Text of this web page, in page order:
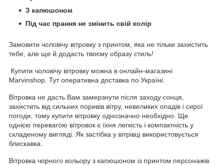
Вітровка чорного кольору з капюшоном із принтом персонажів
Вітровка не дасть Вам замерзнути після заходу сонця,
захистить від сильних поривів вітру, невеликих опадів і сирої
погоди, тому купити вітровку однозначно необхідно. Ще
однією перевагою вітровок є їхня легкість і компактність у
складеному вигляді. Як застібка у вітрівці використовується
блискавка.
Купити чоловічу вітровку можна в онлайн-магазині
Marvinshop. Тут оперативна доставка по Україні.
Замовити чоловічу вітровку з принтом, яка не тільки захистить
тебе, але ще й додасть твоєму образу стиль!
З капюшоном
Під час прання не змінить свій колір